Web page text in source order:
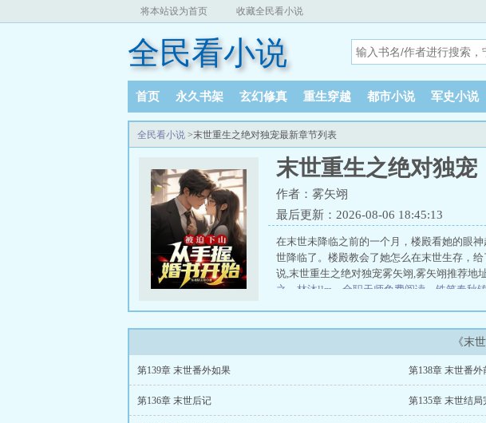
将本站设为首页 收藏全民看小说
全民看小说
首页 永久书架 玄幻修真 重生穿越 都市小说 军史小说
全民看小说 >末世重生之绝对独宠最新章节列表
末世重生之绝对独宠
作者：雾矢翊
最后更新：2026-08-06 18:45:13
在末世未降临之前的一个月，楼殿看她的眼
世降临了。楼殿教会了她怎么在末世生存，
说,末世重生之绝对独宠雾矢翊,雾矢翊推荐地
之
林沐llm 全职天师免费阅读 铁笔春秋
杨策抬头望着刺眼的阳光 [
风流、魏坪政魏瑕小说哥哥别装了你是真有实
《末
第139章 末世番外如果 第138章 末世番外
第136章 末世后记 第135章 末世结局